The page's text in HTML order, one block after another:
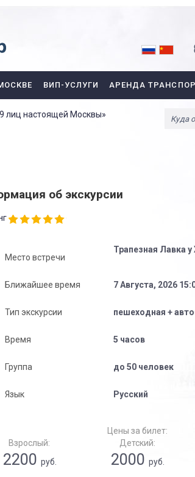
ВИП-УСЛУГИ АРЕНДА
лиц настоящей Москвы»
об экскурсии
Место встречи
Трапезная Лавка
Ближайшее время 7 Августа, 2026
Тип экскурсии пешеходная +
Время 5 часов
Группа до 50 человек
Язык Русский
Цены за билет:
Взрослый:
2200руб.
Детский:
2000руб.